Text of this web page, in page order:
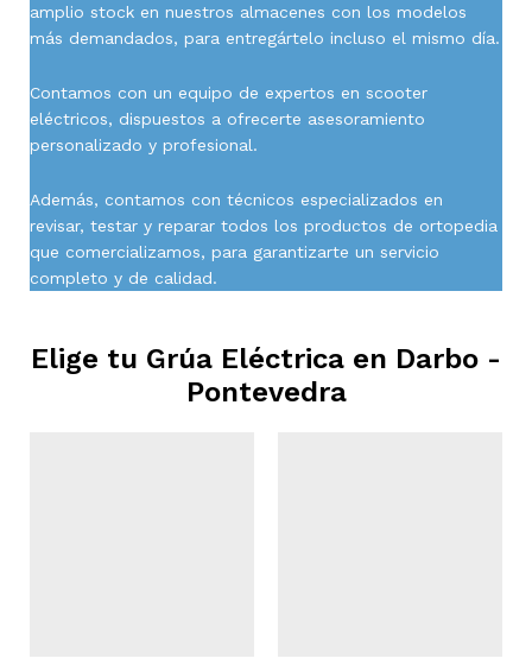
amplio stock en nuestros almacenes con los modelos
más demandados, para entregártelo incluso el mismo día.
Contamos con un equipo de expertos en scooter
eléctricos, dispuestos a ofrecerte asesoramiento
personalizado y profesional.
Además, contamos con técnicos especializados en
revisar, testar y reparar todos los productos de ortopedia
que comercializamos, para garantizarte un servicio
completo y de calidad.
Elige tu Grúa Eléctrica en Darbo -
Pontevedra